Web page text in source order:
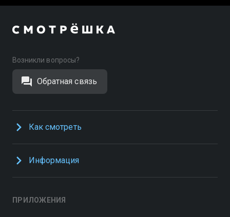
Возникли вопросы?
Обратная связь
Как смотреть
Информация
ПРИЛОЖЕНИЯ